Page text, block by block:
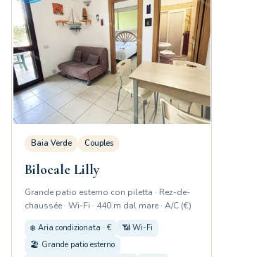
Baia Verde Couples
Bilocale Lilly
Grande patio esterno con piletta · Rez-de-
chaussée · Wi-Fi · 440 m dal mare · A/C (€)
❄️ Aria condizionata · €
📶 Wi-Fi
🏖️ Grande patio esterno